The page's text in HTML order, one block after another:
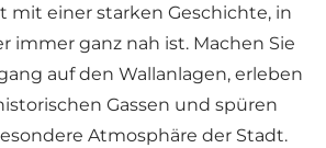
mit einer starken Geschichte, in
immer ganz nah ist. Machen Sie
auf den Wallanlagen, erleben
Gassen und spüren
Atmosphäre der Stadt.